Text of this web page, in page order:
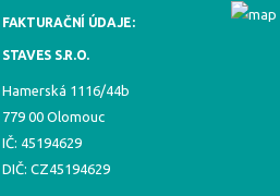
FAKTURAČNÍ ÚDAJE:
STAVES S.R.O.
Hamerská 1116/44b
779 00 Olomouc
IČ: 45194629
DIČ: CZ45194629